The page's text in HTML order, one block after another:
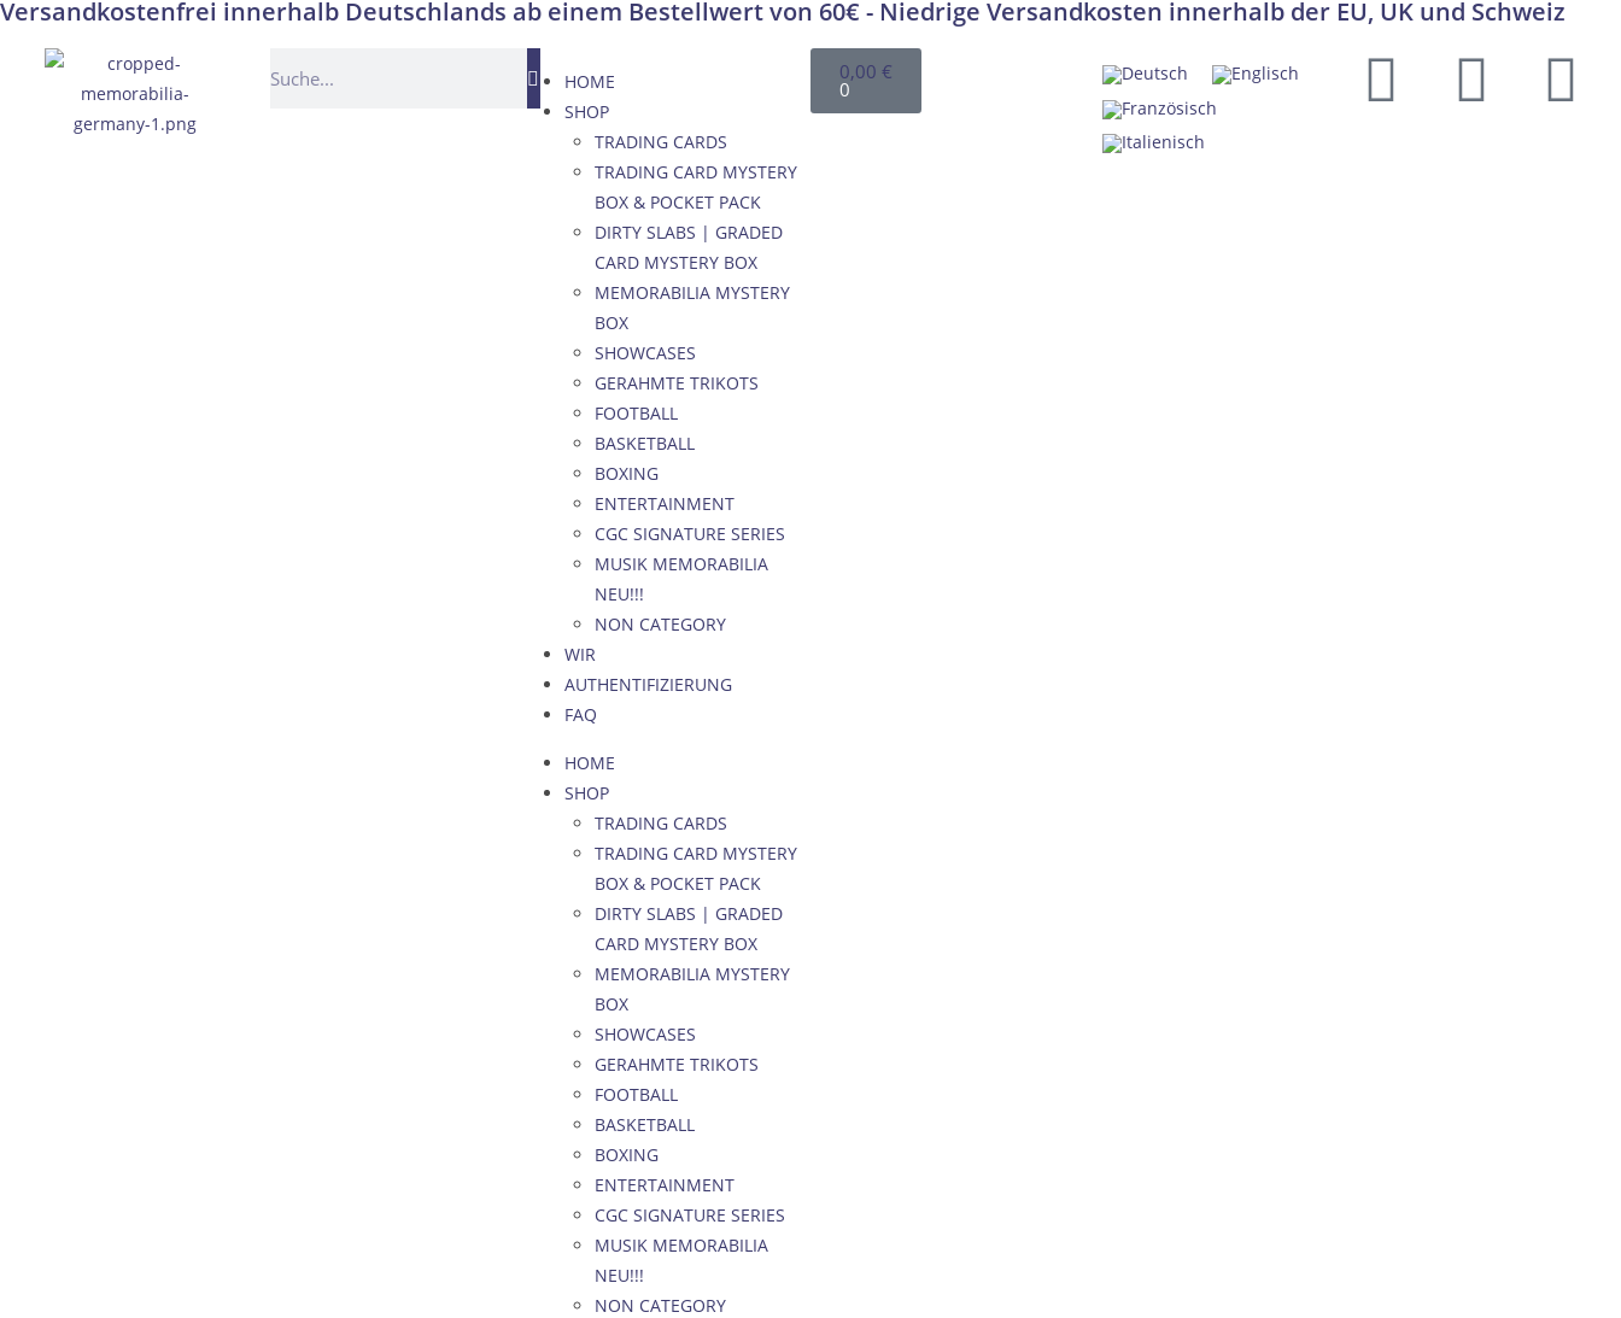
Versandkostenfrei innerhalb Deutschlands ab einem Bestellwert von 60€ - Niedrige Versandkosten innerhalb der EU, UK und Schweiz
HOME
SHOP
TRADING CARDS
TRADING CARD MYSTERY
BOX & POCKET PACK
DIRTY SLABS | GRADED
CARD MYSTERY BOX
MEMORABILIA MYSTERY
BOX
SHOWCASES
GERAHMTE TRIKOTS
FOOTBALL
BASKETBALL
BOXING
ENTERTAINMENT
CGC SIGNATURE SERIES
MUSIK MEMORABILIA
NEU!!!
NON CATEGORY
WIR
AUTHENTIFIZIERUNG
FAQ
HOME
SHOP
TRADING CARDS
TRADING CARD MYSTERY
BOX & POCKET PACK
DIRTY SLABS | GRADED
CARD MYSTERY BOX
MEMORABILIA MYSTERY
BOX
SHOWCASES
GERAHMTE TRIKOTS
FOOTBALL
BASKETBALL
BOXING
ENTERTAINMENT
CGC SIGNATURE SERIES
MUSIK MEMORABILIA
NEU!!!
NON CATEGORY
0,00 €
0